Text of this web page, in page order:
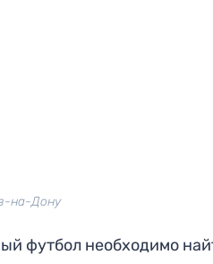
на-Дону
футбол необходимо